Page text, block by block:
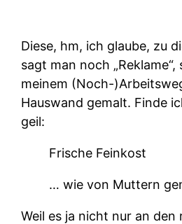
Diese, hm, ich glaube, zu
sagt man noch
meinem (Noch-
Hauswand gemalt. Finde
geil:
Frische Feinkost
… wie von Muttern
Weil es ja nicht nur an den